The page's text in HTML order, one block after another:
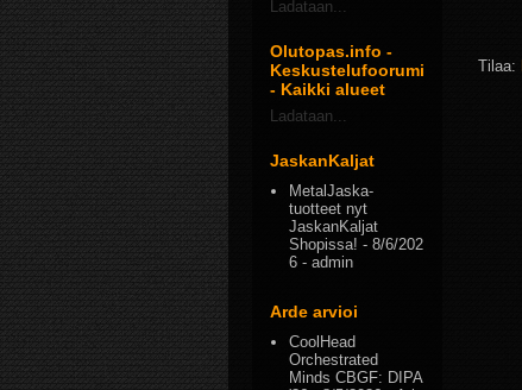
Tilaa:
Ladataan...
Olutopas.info -
Keskustelufoorumi
- Kaikki alueet
Ladataan...
JaskanKaljat
MetalJaska-
tuotteet nyt
JaskanKaljat
Shopissa! - 8/6/202
6 - admin
Arde arvioi
CoolHead
Orchestrated
Minds CBGF: DIPA